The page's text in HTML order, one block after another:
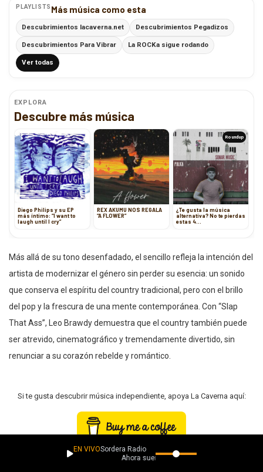
PLAYLISTS Más música como esta
Descubrimientos lacaverna.net Descubrimientos Pegadizos
Descubrimientos Para Vibrar La ROCKa sigue rodando
Ver todas
EXPLORA
Descubre más música
Diego Philips y su EP
más íntimo: “I want to
laugh until I cry”
REX AKUMU NOS REGALA
“A FLOWER”
Roundup
¿Te gusta la música
alternativa? No te pierdas
estas 4
Más allá de su tono desenfadado, el sencillo refleja la intención del
artista de modernizar el género sin perder su esencia: un sonido
que conserva el espíritu del country tradicional, pero con el brillo
del pop y la frescura de una mente contemporánea. Con “Slap
That Ass”, Leo Brawdy demuestra que el country también puede
ser atrevido, cinematográfico y tremendamente divertido, sin
renunciar a su corazón rebelde y romántico.
Si te gusta descubrir música independiente, apoya La Caverna aquí:
EN VIVOSordera Radio
Ahora suena